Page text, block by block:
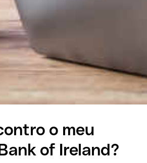
o meu
of Ireland?